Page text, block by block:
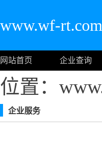
www.wf-
网站首页 企业查询
位置：
企业服务